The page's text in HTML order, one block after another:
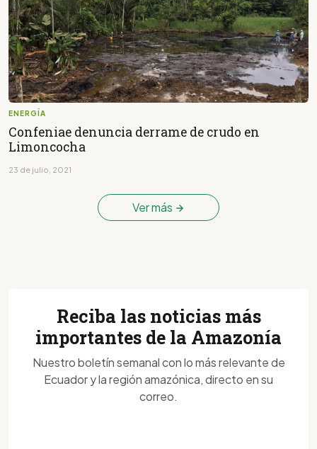
ENERGÍA
Confeniae denuncia derrame de crudo en
Limoncocha
23 de julio, 2021
Ver más
Reciba las noticias más
importantes de la Amazonía
Nuestro boletín semanal con lo más relevante de
Ecuador y la región amazónica, directo en su
correo.